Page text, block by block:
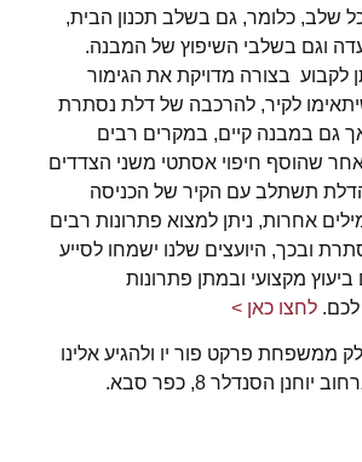
כלומר, גם בשלב תכנון הבית,
בשלבי השיפוץ של המבנה.
בצורה מדויקת את הגימור
לקיר, להרכבה של דלת נסתרת
קיים, במקרים רבים
חיפוי אסתטי משני הצדדים
עם הקיר של הכניסה
ניתן למצוא פתרונות רבים
היועצים שלנו ישמחו לסייע
מקצועי ובמתן פתרונות
כאן >
פרקט פור יו ולהגיע אלינו
8, כפר סבא.